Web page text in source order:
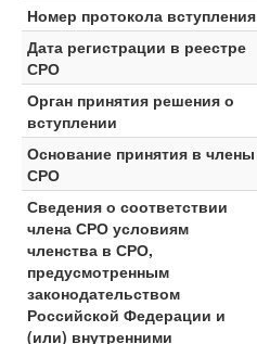
Номер протокола вступления
Дата регистрации в реестре
СРО
Орган принятия решения о
вступлении
Основание принятия в члены
СРО
Сведения о соответствии
члена СРО условиям
членства в СРО,
предусмотренным
законодательством
Российской Федерации и
(или) внутренними